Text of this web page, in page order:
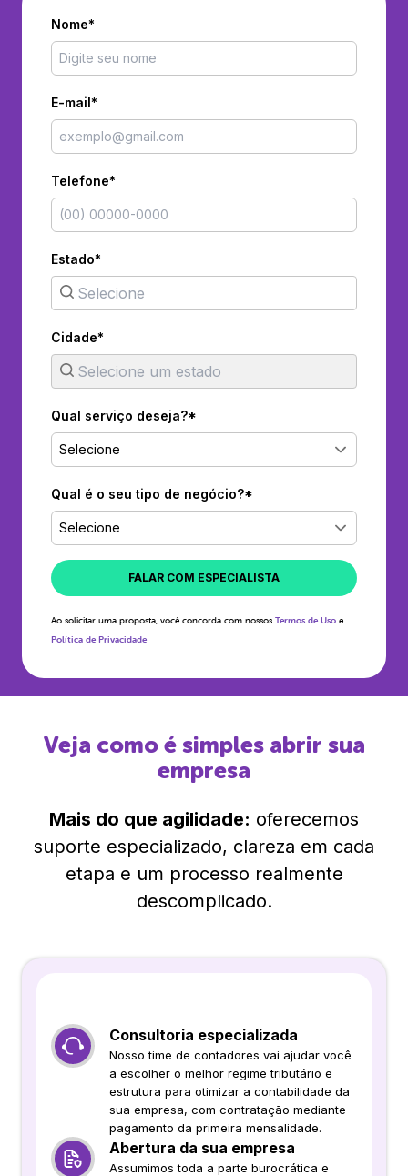
Nome*
E-mail*
Telefone*
Estado*
Cidade*
Qual serviço deseja?*
Selecione
Qual é o seu tipo de negócio?*
Selecione
FALAR COM ESPECIALISTA
Ao solicitar uma proposta, você concorda com nossos Termos de Uso e
Política de Privacidade
Veja como é simples abrir sua
empresa
Mais do que agilidade: oferecemos
suporte especializado, clareza em cada
etapa e um processo realmente
descomplicado.
Consultoria especializada
Nosso time de contadores vai ajudar você
a escolher o melhor regime tributário e
estrutura para otimizar a contabilidade da
sua empresa, com contratação mediante
pagamento da primeira mensalidade.
Abertura da sua empresa
Assumimos toda a parte burocrática e